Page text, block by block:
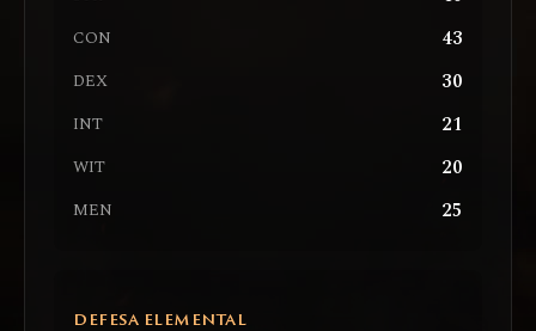
CON 43
DEX 30
INT 21
WIT 20
MEN 25
DEFESA ELEMENTAL